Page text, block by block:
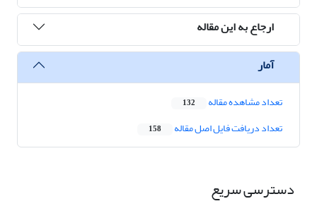
ارجاع به این مقاله
آمار
تعداد مشاهده مقاله 132
تعداد دریافت فایل اصل مقاله 158
دسترسی سریع